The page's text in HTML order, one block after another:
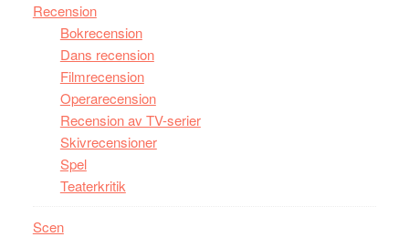
Recension
Bokrecension
Dans recension
Filmrecension
Operarecension
Recension av TV-serier
Skivrecensioner
Spel
Teaterkritik
Scen